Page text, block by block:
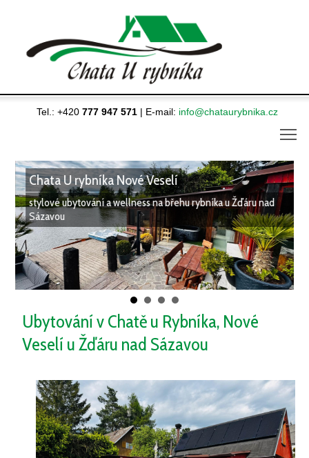
Tel.: +420777 947 571 | E-mail: info@chataurybnika.cz
Chata U rybníka Nové Veselí
stylové ubytování a wellness na břehu rybníka u Žďáru nad
Sázavou
Ubytování v Chatě u Rybníka, Nové
Veselí u Žďáru nad Sázavou